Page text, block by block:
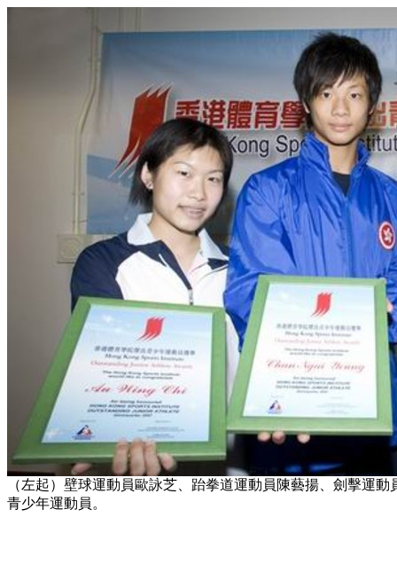
（左起）壁球運動員歐詠芝、跆拳道運動員陳藝揚、劍擊運
青少年運動員。